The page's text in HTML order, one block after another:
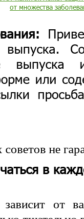
от множества
выпуска.
выпуска
или
не
в
от